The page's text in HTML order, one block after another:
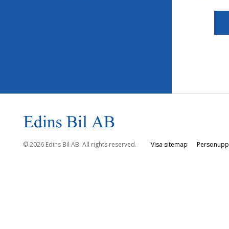
© 2026 Edins Bil AB. All rights reserved. Visa sitemap